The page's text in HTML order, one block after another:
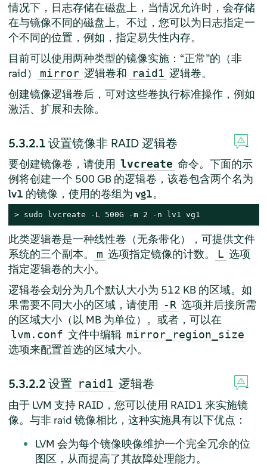
情况下，日志存储在磁盘上，当情况允许时，会存储
在与镜像不同的磁盘上。不过，您可以为日志指定一
个不同的位置，例如，指定易失性内存。
目前可以使用两种类型的镜像实施：“正常”的（非
raid）
mirror 逻辑卷和 raid1 逻辑卷。
创建镜像逻辑卷后，可对这些卷执行标准操作，例如
激活、扩展和去除。
5.3.2.1设置镜像非 RAID 逻辑卷
要创建镜像卷，请使用 lvcreate 命令。下面的示
例将创建一个 500 GB 的逻辑卷，该卷包含两个名为
lv1 的镜像，使用的卷组为 vg1。
> sudo lvcreate -L 500G -m 2 -n lv1 vg1
此类逻辑卷是一种线性卷（无条带化），可提供文件
系统的三个副本。
m 选项指定镜像的计数。 L 选项
指定逻辑卷的大小。
逻辑卷会划分为几个默认大小为 512 KB 的区域。如
果需要不同大小的区域，请使用
-R 选项并后接所需
的区域大小（以 MB 为单位）。或者，可以在
lvm.conf 文件中编辑 mirror_region_size
选项来配置首选的区域大小。
5.3.2.2设置 raid1 逻辑卷
由于 LVM 支持 RAID，您可以使用 RAID1 来实施镜
像。与非 raid 镜像相比，这种实施具有以下优点：
LVM 会为每个镜像映像维护一个完全冗余的位
图区，从而提高了其故障处理能力。